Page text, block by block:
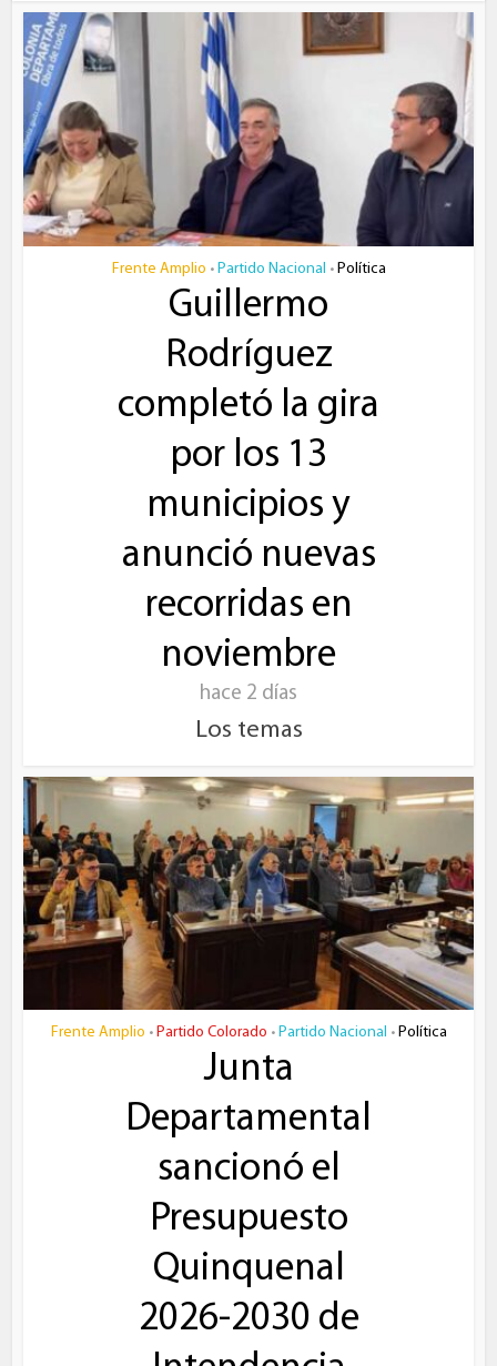
Frente Amplio • Partido Nacional • Política
Guillermo
Rodríguez
completó la gira
por los 13
municipios y
anunció nuevas
recorridas en
noviembre
hace 2 días
Los temas
Frente Amplio • Partido Colorado • Partido Nacional • Política
Junta
Departamental
sancionó el
Presupuesto
Quinquenal
2026-2030 de